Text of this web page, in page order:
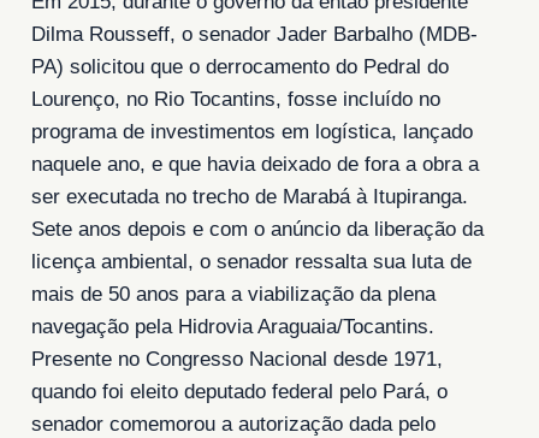
Dilma Rousseff, o senador Jader Barbalho (MDB-
PA) solicitou que o derrocamento do Pedral do
Lourenço, no Rio Tocantins, fosse incluído no
programa de investimentos em logística, lançado
naquele ano, e que havia deixado de fora a obra a
ser executada no trecho de Marabá à Itupiranga.
Sete anos depois e com o anúncio da liberação da
licença ambiental, o senador ressalta sua luta de
mais de 50 anos para a viabilização da plena
navegação pela Hidrovia Araguaia/Tocantins.
Presente no Congresso Nacional desde 1971,
quando foi eleito deputado federal pelo Pará, o
senador comemorou a autorização dada pelo